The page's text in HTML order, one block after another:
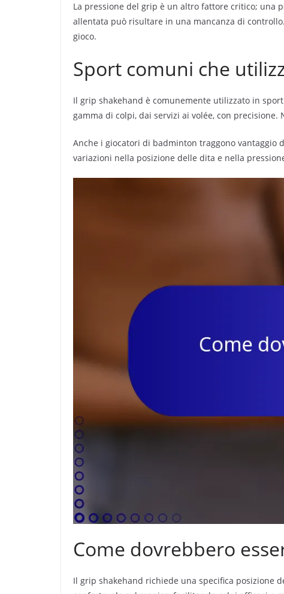
La pressione del grip è un altro fattore critico; una
allentata può risultare in una mancanza di
gioco.
Sport comuni che
Il grip shakehand è comunemente utilizzato in
gamma di colpi, dai servizi ai volée, con
Anche i giocatori di badminton traggono vantaggio
variazioni nella posizione delle dita e nella
Come dovrebbero
Il grip shakehand richiede una specifica posizione